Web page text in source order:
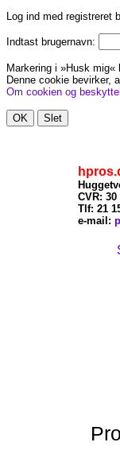
Log ind med registreret
Indtast brugernavn:
Markering i »Husk
Denne cookie bevirker,
Om cookien og
CVR: 30
Tlf: 21
e-mail: